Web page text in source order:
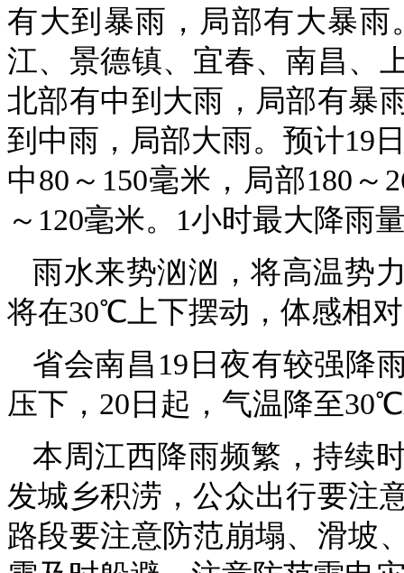
有大到暴雨，局部有大暴
江、景德镇、宜春、南昌、
北部有中到大雨，局部有暴
到中雨，局部大雨。预计19
中80～150毫米，局部180～
～120毫米。1小时最大降雨
雨水来势汹汹，将高温势
将在30℃上下摆动，体感相
省会南昌19日夜有较强降
压下，20日起，气温降至
本周江西降雨频繁，持续
发城乡积涝，公众出行要注
路段要注意防范崩塌、滑坡